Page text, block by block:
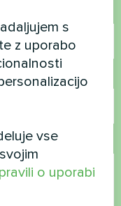
s
z uporabo
vse
pravili o uporabi